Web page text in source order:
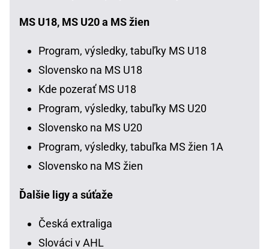
MS U18, MS U20 a MS žien
Program, výsledky, tabuľky MS U18
Slovensko na MS U18
Kde pozerať MS U18
Program, výsledky, tabuľky MS U20
Slovensko na MS U20
Program, výsledky, tabuľka MS žien 1A
Slovensko na MS žien
Ďalšie ligy a súťaže
Česká extraliga
Slováci v AHL